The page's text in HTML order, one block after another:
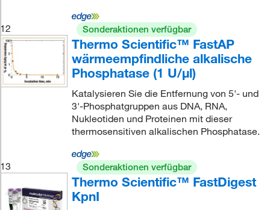
12 Sonderaktionen verfügbar
Thermo Scientific™ FastAP
wärmeempfindliche alkalische
Phosphatase (1 U/μl)
Katalysieren Sie die Entfernung von 5'- und
3'-Phosphatgruppen aus DNA, RNA,
Nukleotiden und Proteinen mit dieser
thermosensitiven alkalischen Phosphatase.
13 Sonderaktionen verfügbar
Thermo Scientific™ FastDigest
KpnI